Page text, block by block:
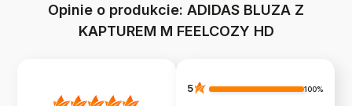
Opinie o produkcie: ADIDAS BLUZA Z
KAPTUREM M FEELCOZY HD
5 100%